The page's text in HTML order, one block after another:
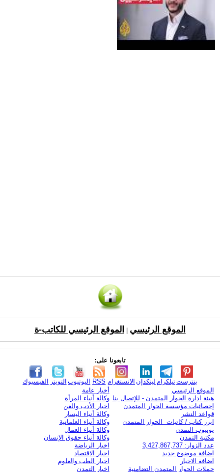
الموقع الرئيسي الموقع الرئيسي للكاتب-ة
تابعونا على:
الفيسبوك التويتر اليوتيوب RSS الانستغرام لينكدإن تيلكرامبنترست
الموقع الرئيسي
هيئة ادارة الحوار المتمدن - للإتصال بنا
إحصائيات مؤسسة الحوار المتمدن
قواعد النشر
ابرز كتاب / كاتبات الحوار المتمدن
يوتيوب التمدن
مكتبة التمدن
عدد الزوار: 3,427,867,737
اضافة موضوع جديد
اضافة الاخبار
حملات الحوار المتمدن التضامنية
أخبار عامة
وكالة أنباء المرأة
اخبار الأدب والفن
وكالة أنباء اليسار
وكالة أنباء العلمانية
وكالة أنباء العمال
وكالة أنباء حقوق الإنسان
اخبار الرياضة
اخبار الاقتصاد
اخبار الطب والعلوم
اخبار التمدن